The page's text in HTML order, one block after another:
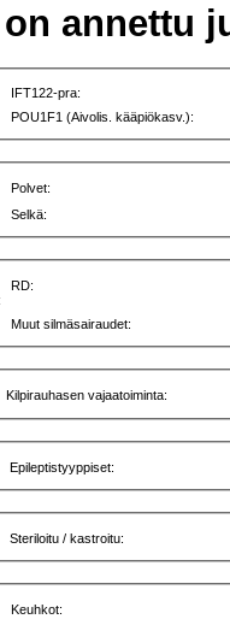
annettu
IFT122-pra:
POU1F1 (Aivolis. kääpiökasv.):
Polvet:
Selkä:
RD:
Muut silmäsairaudet:
Kilpirauhasen vajaatoiminta:
Epileptistyyppiset:
Steriloitu / kastroitu:
Keuhkot: